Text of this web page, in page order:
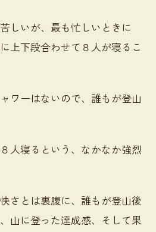
しいが、最も忙しいときに
上下段合わせて８人が寝るこ
ワーはないので、誰もが登山
人寝るという、なかなか強烈
さとは裏腹に、誰もが登山後
山に登った達成感、そして果